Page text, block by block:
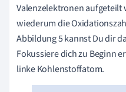
Valenzelektronen
wiederum die
Abbildung 5 kannst Du dir
Fokussiere dich zu Beginn
linke Kohlenstoffatom.